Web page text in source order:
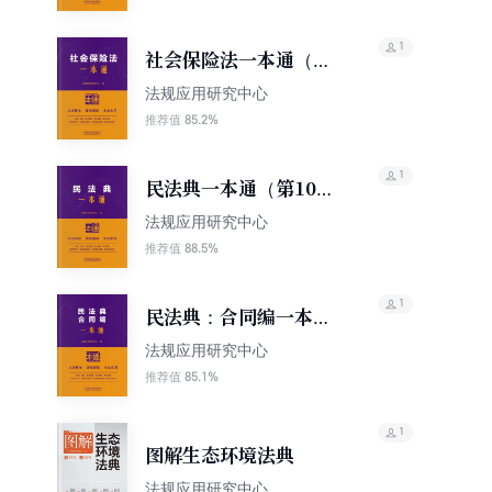
社会保险法一本通（第
10版）
法规应用研究中心
推荐值 85.2%
1
民法典一本通（第10
版）
法规应用研究中心
推荐值 88.5%
1
民法典：合同编一本通
（第10版）
法规应用研究中心
推荐值 85.1%
1
图解生态环境法典
法规应用研究中心
1